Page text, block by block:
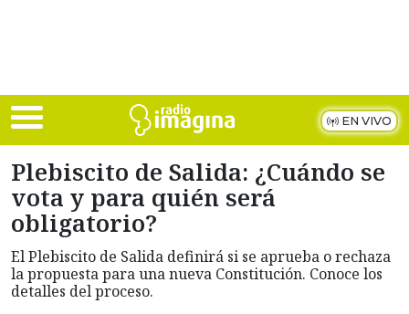
EN VIVO
Plebiscito de Salida: ¿Cuándo se
vota y para quién será
obligatorio?
El Plebiscito de Salida definirá si se aprueba o rechaza
la propuesta para una nueva Constitución. Conoce los
detalles del proceso.